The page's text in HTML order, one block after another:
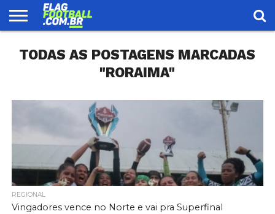
FOOTBALL
ENCONTRE
UMA
SELEÇÃO
BRASILEIRA
LOJA
TODAS AS POSTAGENS MARCADAS
"RORAIMA"
REGIONAL
Vingadores vence no Norte e vai pra Superfinal